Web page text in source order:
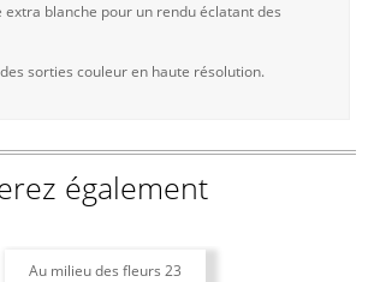
extra blanche pour un rendu éclatant des
sorties couleur en haute résolution.
également
Au milieu des fleurs 23